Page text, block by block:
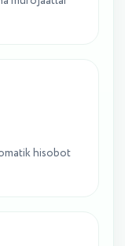
hisobot